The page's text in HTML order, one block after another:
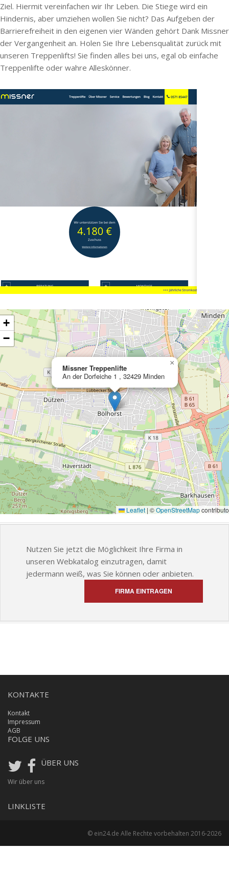
Ziel. Hiermit vereinfachen wir Ihr Leben. Die Stiege wird ein
Hindernis, aber umziehen wollen Sie nicht? Das Aufgeben der
Barrierefreiheit in den eigenen vier Wänden gehört Dank Missner
der Vergangenheit an. Holen Sie Ihre Lebensqualität zurück mit
unseren Treppenlifts! Sie finden alles bei uns, egal ob einfache
Treppenlifte oder wahre Alleskönner.
map…
Missner Treppenlifte
An der Dorfeiche 1 , 32429 Minden
×
+
−
Leaflet | ©OpenStreetMap
Nutzen Sie jetzt die Möglichkeit Ihre Firma in
unseren Webkatalog einzutragen, damit
jedermann weiß, was Sie können oder anbieten.
FIRMA EINTRAGEN
KONTAKTE
Kontakt
Impressum
AGB
FOLGE UNS
ÜBER UNS
Wir über uns
LINKLISTE
© ein24.de Alle Rechte vorbehalten 2016-2026